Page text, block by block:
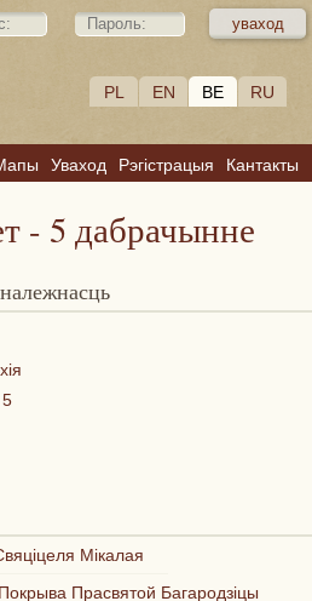
PL EN BE RU
Уваход Рэгістрацыя Кантакты
- 5 дабрачынне
5
Мікалая
Прасвятой Багародзіцы